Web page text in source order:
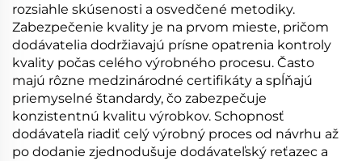
rozsiahle skúsenosti a osvedčené metodiky.
Zabezpečenie kvality je na prvom mieste, pričom
dodávatelia dodržiavajú prísne opatrenia kontroly
kvality počas celého výrobného procesu. Často
majú rôzne medzinárodné certifikáty a spĺňajú
priemyselné štandardy, čo zabezpečuje
konzistentnú kvalitu výrobkov. Schopnosť
dodávateľa riadiť celý výrobný proces od návrhu až
po dodanie zjednodušuje dodávateľský reťazec a